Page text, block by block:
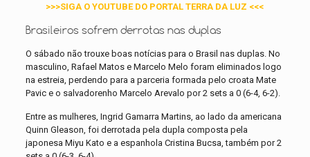
>>>SIGA O YOUTUBE DO PORTAL TERRA DA LUZ <<<
Brasileiros sofrem derrotas nas duplas
O sábado não trouxe boas notícias para o Brasil nas duplas. No
masculino, Rafael Matos e Marcelo Melo foram eliminados logo
na estreia, perdendo para a parceria formada pelo croata Mate
Pavic e o salvadorenho Marcelo Arevalo por 2 sets a 0 (6-4, 6-2).
Entre as mulheres, Ingrid Gamarra Martins, ao lado da americana
Quinn Gleason, foi derrotada pela dupla composta pela
japonesa Miyu Kato e a espanhola Cristina Bucsa, também por 2